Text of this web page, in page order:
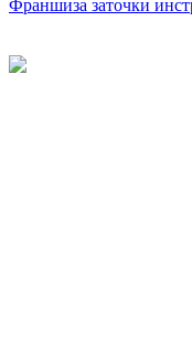
Франшиза заточки